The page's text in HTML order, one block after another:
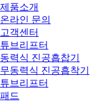
제품소개
온라인 문의
고객센터
튜브리프터
동력식 진공흡찹기
무동력식 진공흡착기
튜브리프터
패드